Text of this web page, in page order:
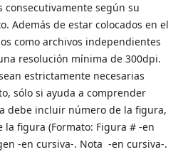
consecutivamente según su
Además de estar colocados en el
como archivos independientes
resolución mínima de 300dpi.
estrictamente necesarias
sólo si ayuda a comprender
debe incluir número de la figura,
figura (Formato: Figura # -en
-en cursiva-. Nota -en cursiva-.